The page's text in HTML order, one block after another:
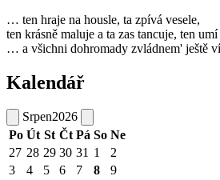
… ten hraje na housle, ta zpívá vesele,
ten krásně maluje a ta zas tancuje, ten
… a všichni dohromady zvládnem' ještě
Kalendář
Srpen2026
Po Út St Čt Pá So Ne
27 28 29 30 31 1
2
3
4 5 6 7 8
9